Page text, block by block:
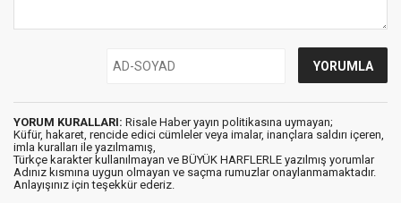
YORUM KURALLARI: Risale Haber yayın politikasına uymayan;
Küfür, hakaret, rencide edici cümleler veya imalar, inançlara saldırı içeren,
imla kuralları ile yazılmamış,
Türkçe karakter kullanılmayan ve BÜYÜK HARFLERLE yazılmış yorumlar
Adınız kısmına uygun olmayan ve saçma rumuzlar onaylanmamaktadır.
Anlayışınız için teşekkür ederiz.